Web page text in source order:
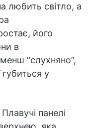
любить світло, а
його
в
“слухняно”,
губиться у
панелі